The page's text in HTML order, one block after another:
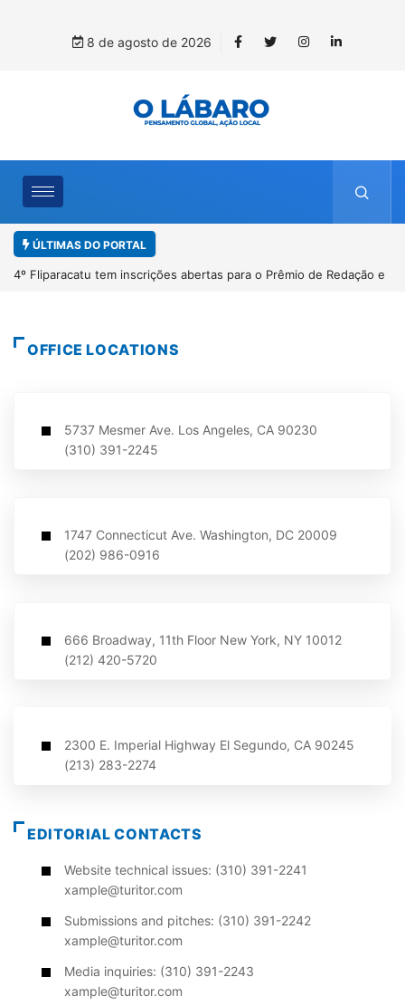
8 de agosto de 2026
ÚLTIMAS DO PORTAL
4º Fliparacatu tem inscrições abertas para o Prêmio de Redação e
OFFICE LOCATIONS
5737 Mesmer Ave. Los Angeles, CA 90230
(310) 391-2245
1747 Connecticut Ave. Washington, DC 20009
(202) 986-0916
666 Broadway, 11th Floor New York, NY 10012
(212) 420-5720
2300 E. Imperial Highway El Segundo, CA 90245
(213) 283-2274
EDITORIAL CONTACTS
Website technical issues: (310) 391-2241
xample@turitor.com
Submissions and pitches: (310) 391-2242
xample@turitor.com
Media inquiries: (310) 391-2243
xample@turitor.com